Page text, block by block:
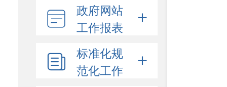
政府网站
工作报表
标准化规
范化工作